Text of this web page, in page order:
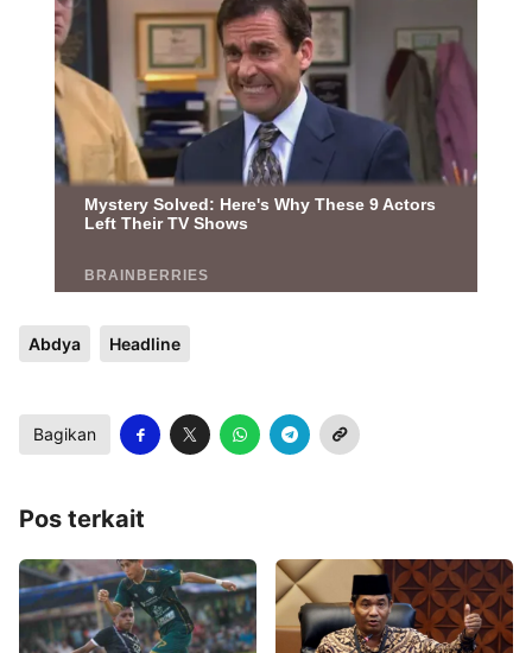
Abdya Headline
Bagikan
Pos terkait